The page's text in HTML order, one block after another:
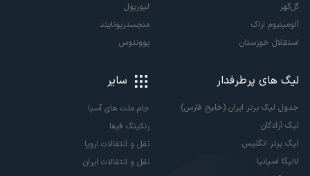
گل‌گهر
آلومینیوم اراک
استقلال خوزستان
لیورپول
منچستریونایتد
یوونتوس
لیگ های پرطرفدار
جدول لیگ برتر ایران (خلیج فارس)
لیگ آزادگان
لیگ برتر انگلیس
لالیگا اسپانیا
سایر
جام ملت های آسیا
رنکینگ فیفا
نقل و انتقالات اروپا
نقل و انتقالات ایران